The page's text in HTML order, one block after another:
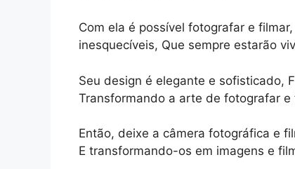
Com ela é possível fotografar e
inesquecíveis, Que sempre estarão
Seu design é elegante e sofisticado,
Transformando a arte de fotografar
Então, deixe a câmera fotográfica e
E transformando-os em imagens e